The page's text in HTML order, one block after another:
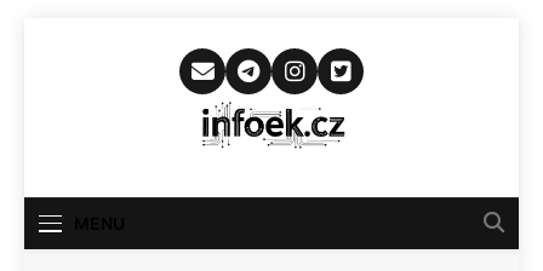
Infoek.cz
Novinkám